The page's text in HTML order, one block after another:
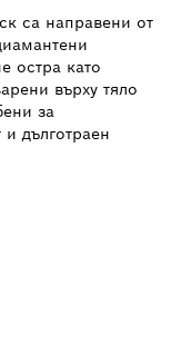
са направени от
остра като
върху тяло
за
дълготраен